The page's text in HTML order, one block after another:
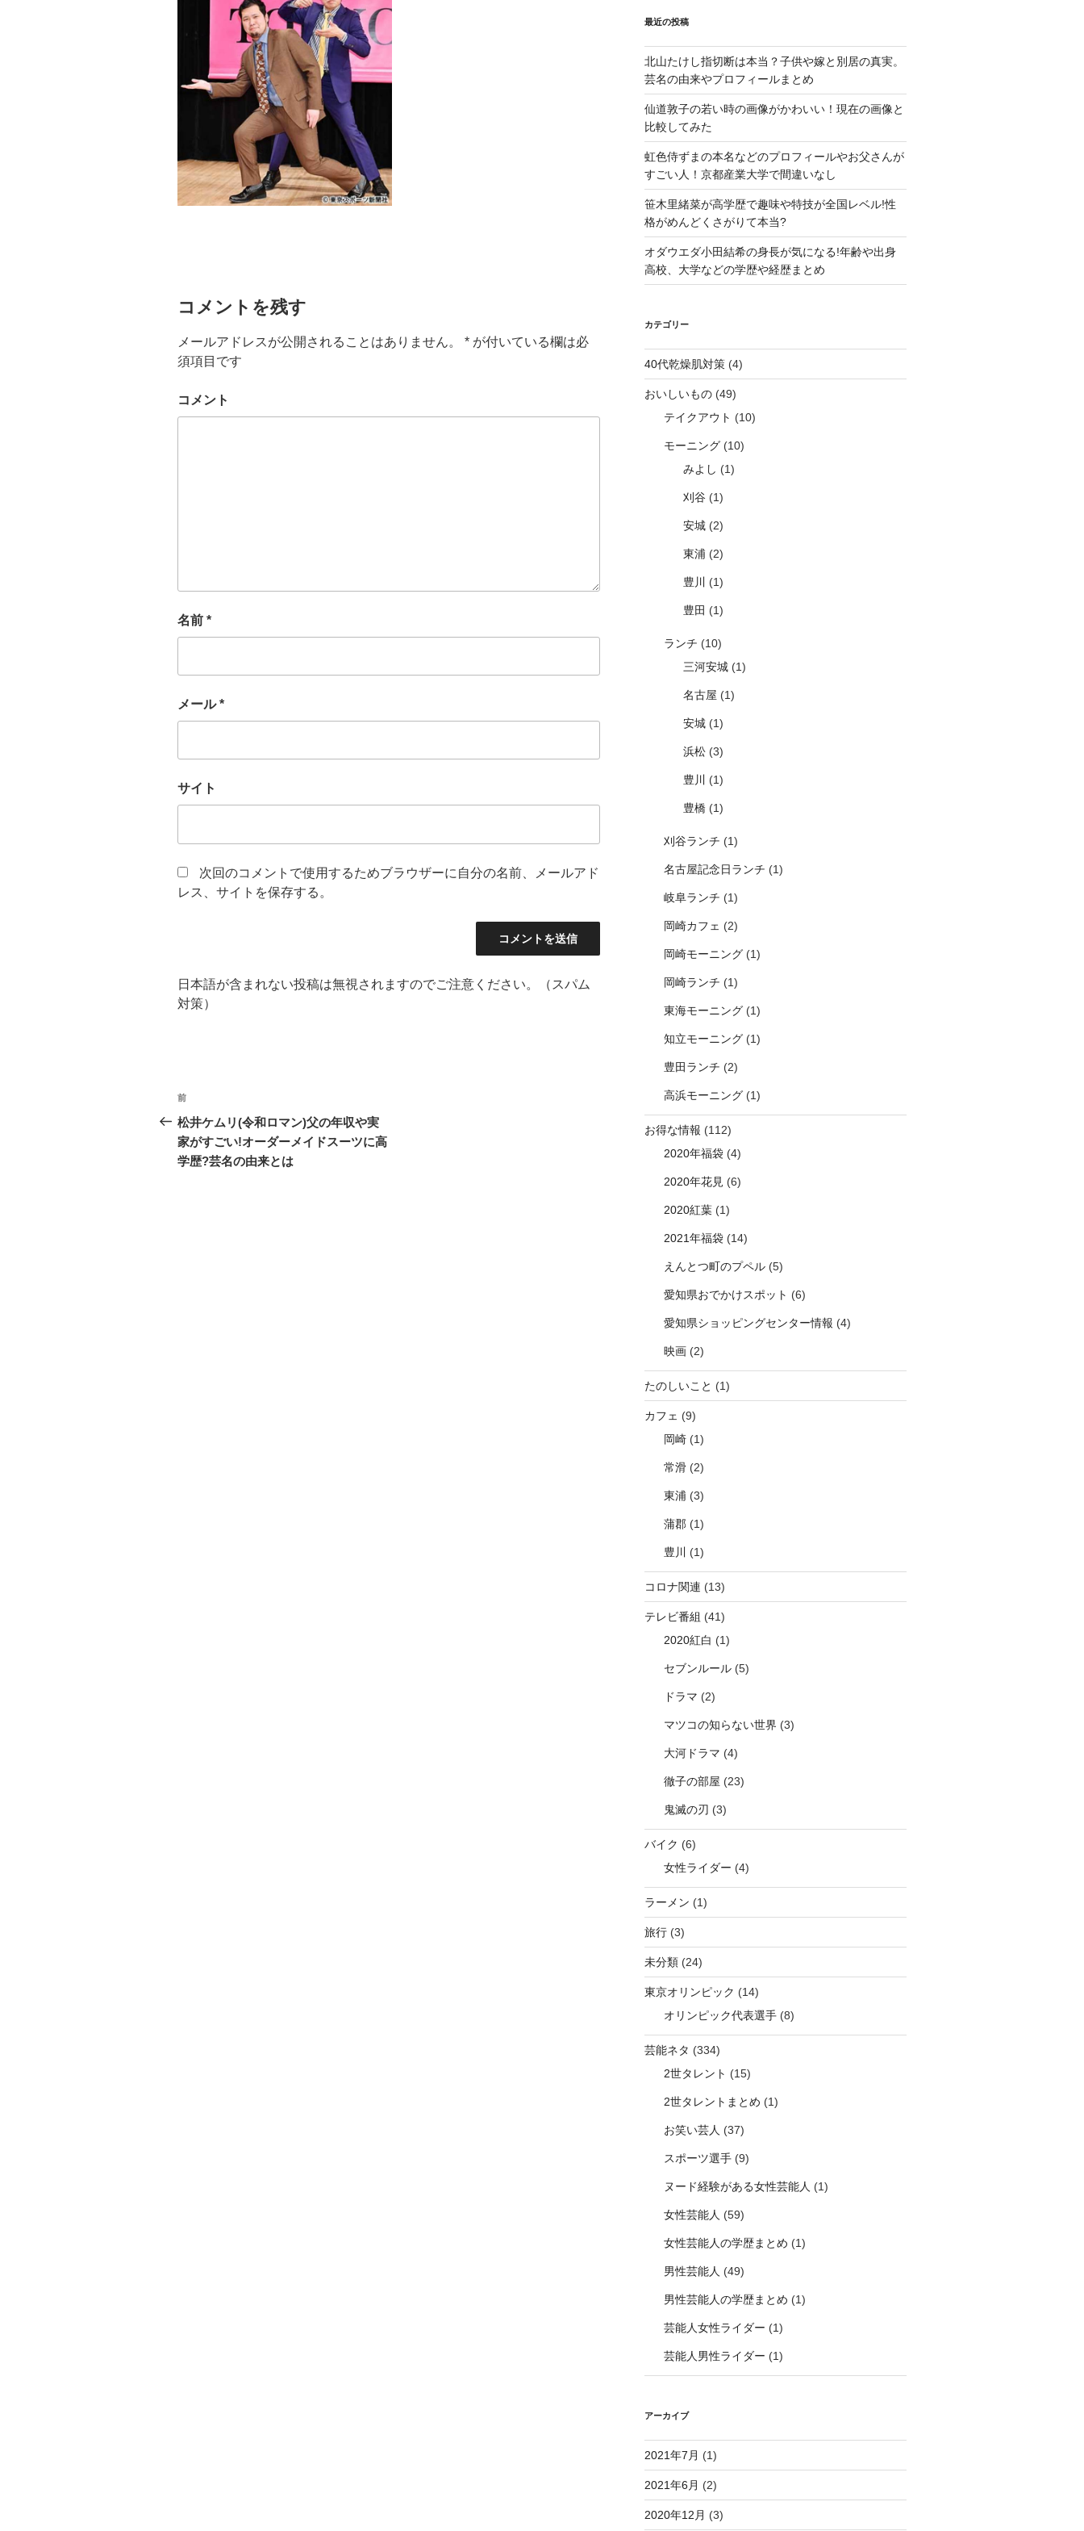
コメントを残す
メールアドレスが公開されることはありません。 * が付いている欄は必
須項目です
コメント
名前 *
メール*
サイト
次回のコメントで使用するためブラウザーに自分の名前、メールアド
レス、サイトを保存する。
日本語が含まれない投稿は無視されますのでご注意ください。（スパム
対策）
投
稿
ナ
過
去
の
投
前
松井ケムリ(令和ロマン)父の年収や実
家がすごい!オーダーメイドスーツに高
学歴?芸名の由来とは
最近の投稿
北山たけし指切断は本当？子供や嫁と別居の真実。
芸名の由来やプロフィールまとめ
仙道敦子の若い時の画像がかわいい！現在の画像と
比較してみた
虹色侍ずまの本名などのプロフィールやお父さんが
すごい人！京都産業大学で間違いなし
笹木里緒菜が高学歴で趣味や特技が全国レベル!性
格がめんどくさがりて本当?
オダウエダ小田結希の身長が気になる!年齢や出身
高校、大学などの学歴や経歴まとめ
カテゴリー
40代乾燥肌対策(4)
おいしいもの(49)
テイクアウト (10)
モーニング(10)
みよし (1)
刈谷(1)
安城(2)
東浦 (2)
豊川 (1)
豊田 (1)
ランチ (10)
三河安城(1)
名古屋 (1)
安城(1)
浜松(3)
豊川 (1)
豊橋(1)
刈谷ランチ (1)
名古屋記念日ランチ (1)
岐阜ランチ (1)
岡崎カフェ (2)
岡崎モーニング(1)
岡崎ランチ (1)
東海モーニング(1)
知立モーニング(1)
豊田ランチ (2)
高浜モーニング(1)
お得な情報 (112)
2020年福袋(4)
2020年花見(6)
2020紅葉(1)
2021年福袋(14)
えんとつ町のプペル(5)
愛知県おでかけスポット (6)
愛知県ショッピングセンター情報 (4)
映画(2)
たのしいこと (1)
カフェ (9)
岡崎(1)
常滑(2)
東浦 (3)
蒲郡(1)
豊川 (1)
コロナ関連 (13)
テレビ番組 (41)
2020紅白 (1)
セブンルール(5)
ドラマ (2)
マツコの知らない世界 (3)
大河ドラマ (4)
徹子の部屋 (23)
鬼滅の刃 (3)
バイク (6)
女性ライダー (4)
ラーメン (1)
旅行(3)
未分類(24)
東京オリンピック (14)
オリンピック代表選手(8)
芸能ネタ (334)
2世タレント (15)
2世タレントまとめ (1)
お笑い芸人 (37)
スポーツ選手(9)
ヌード経験がある女性芸能人 (1)
女性芸能人 (59)
女性芸能人の学歴まとめ (1)
男性芸能人 (49)
男性芸能人の学歴まとめ (1)
芸能人女性ライダー (1)
芸能人男性ライダー (1)
アーカイブ
2021年7月 (1)
2021年6月 (2)
2020年12月 (3)